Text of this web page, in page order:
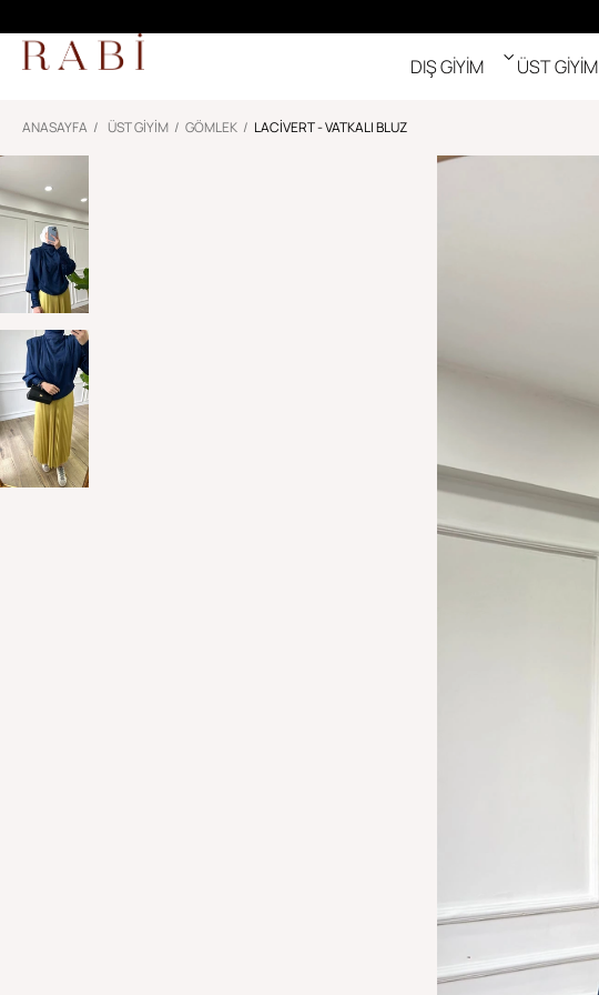
DIŞ GİYİM ÜST GİYİM
ANASAYFA ÜST GİYİM GÖMLEK LACIVERT - VATKALI BLUZ